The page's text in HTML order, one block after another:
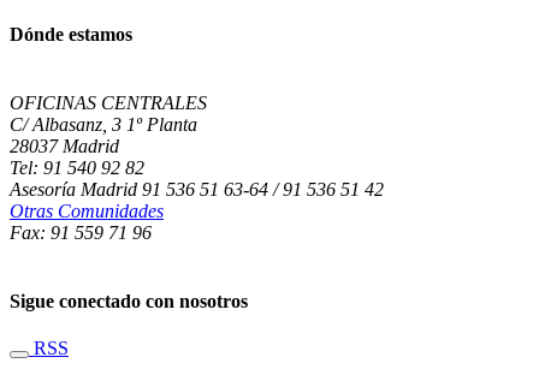
Dónde estamos
OFICINAS CENTRALES
C/ Albasanz, 3 1º Planta
28037 Madrid
Tel: 91 540 92 82
Asesoría Madrid 91 536 51 63-64 / 91 536 51 42
Otras Comunidades
Fax: 91 559 71 96
Sigue conectado con nosotros
RSS